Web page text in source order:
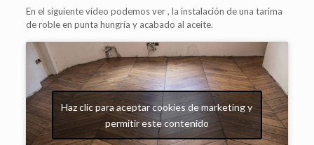
En el siguiente vídeo podemos ver , la instalación de una tarima
de roble en punta hungría y acabado al aceite.
Haz clic para aceptar cookies de marketing y
permitir este contenido